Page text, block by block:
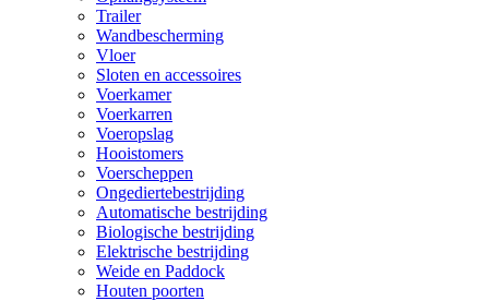
Trailer
Wandbescherming
Vloer
Sloten en accessoires
Voerkamer
Voerkarren
Voeropslag
Hooistomers
Voerscheppen
Ongediertebestrijding
Automatische bestrijding
Biologische bestrijding
Elektrische bestrijding
Weide en Paddock
Houten poorten